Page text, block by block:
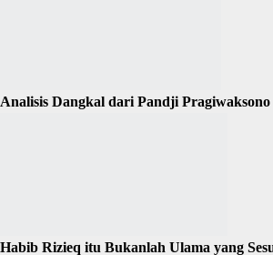
Analisis Dangkal dari Pandji Pragiwaksono
Habib Rizieq itu Bukanlah Ulama yang